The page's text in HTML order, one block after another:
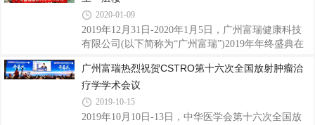
2020-01-09
2019年12月31日-2020年1月5日，广州富瑞健康科技
有限公司(以下简称为“广州富瑞”)2019年年终盛典在
已过的2019年画上了一个圆满的句号，畅谈2020年更
好的愿景!
广州富瑞热烈祝贺CSTRO第十六次全国放射肿瘤治
疗学学术会议
2019-10-15
2019年10月10日-13日，中华医学会第十六次全国放